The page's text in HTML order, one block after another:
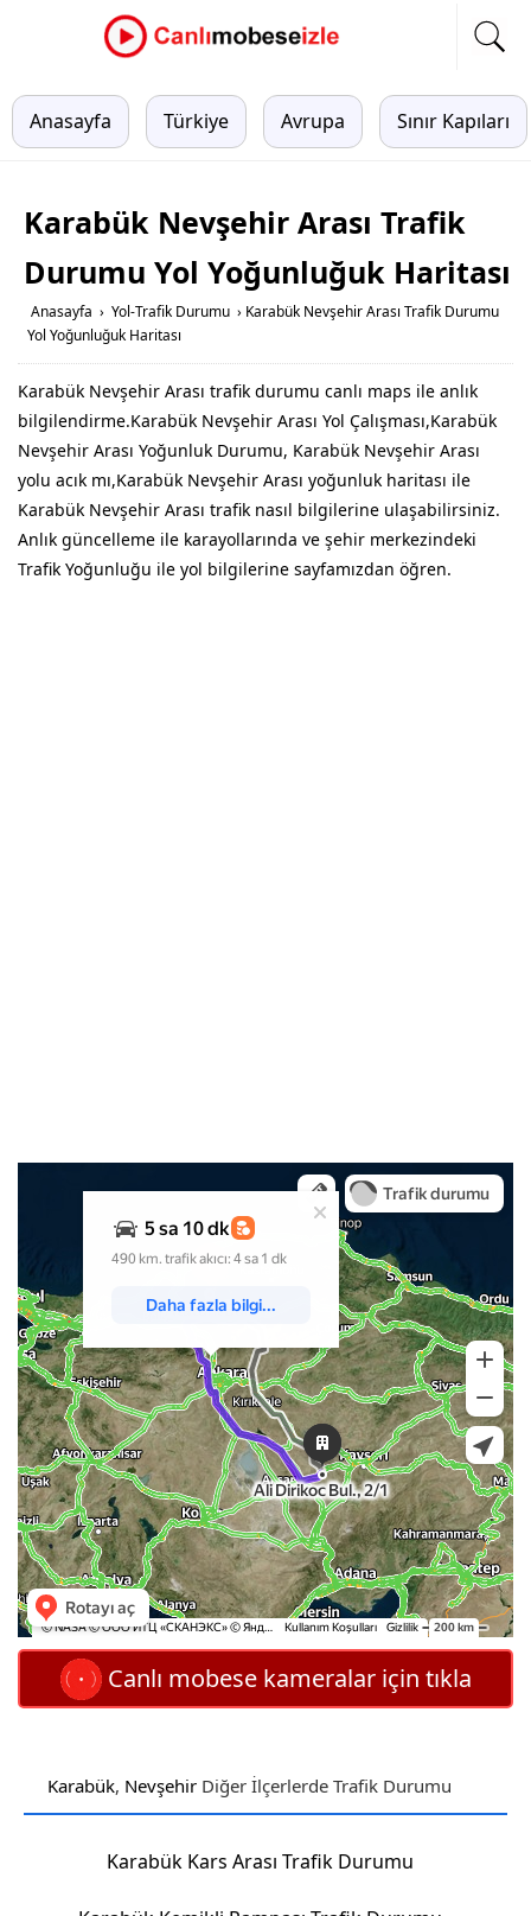
Anasayfa Türkiye Avrupa Sınır Kapıları
Karabük Nevşehir Arası Trafik
Durumu Yol Yoğunluğuk Haritası
Anasayfa › Yol-Trafik Durumu › Karabük Nevşehir Arası Trafik Durumu
Yol Yoğunluğuk Haritası
Karabük Nevşehir Arası trafik durumu canlı maps ile anlık
bilgilendirme.Karabük Nevşehir Arası Yol Çalışması,Karabük
Nevşehir Arası Yoğunluk Durumu, Karabük Nevşehir Arası
yolu acık mı,Karabük Nevşehir Arası yoğunluk haritası ile
Karabük Nevşehir Arası trafik nasıl bilgilerine ulaşabilirsiniz.
Anlık güncelleme ile karayollarında ve şehir merkezindeki
Trafik Yoğunluğu ile yol bilgilerine sayfamızdan öğren.
Canlı mobese kameralar için tıkla
Karabük, Nevşehir Diğer İlçerlerde Trafik Durumu
Karabük Kars Arası Trafik Durumu